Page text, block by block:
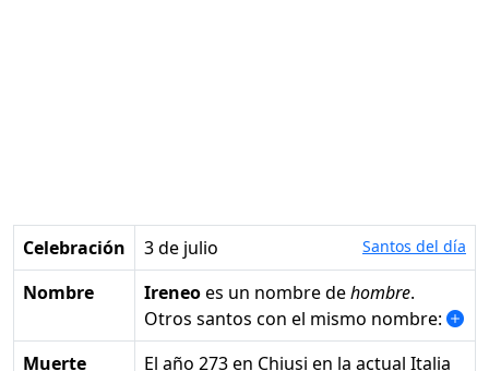
Celebración 3 de julio Santos del día
Nombre Ireneoes un nombre dehombre.
Otros santos con el mismo nombre:
Muerte
el año 273 en Chiusi en la actual Italia